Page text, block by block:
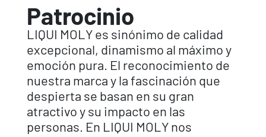
Patrocinio
LIQUI MOLY es sinónimo de calidad
excepcional, dinamismo al máximo y
emoción pura. El reconocimiento de
nuestra marca y la fascinación que
despierta se basan en su gran
atractivo y su impacto en las
personas. En LIQUI MOLY nos